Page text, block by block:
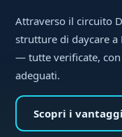
Attraverso il circuito
strutture di daycare
— tutte verificate,
adeguati.
Scopri i